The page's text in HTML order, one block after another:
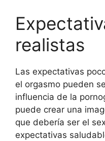
realistas
Las expectativas
el orgasmo pueden
influencia de la
puede crear una
que debería ser el
expectativas